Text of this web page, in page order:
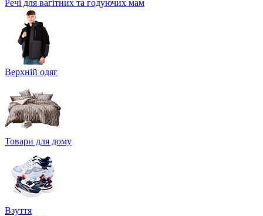
Речі для вагітних та годуючих мам
Верхній одяг
Товари для дому
Взуття